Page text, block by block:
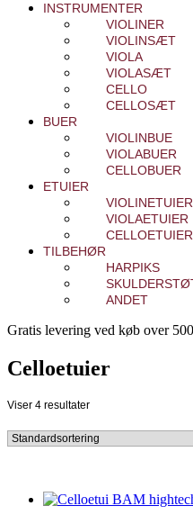
INSTRUMENTER
VIOLINER
VIOLINSÆT
VIOLA
VIOLASÆT
CELLO
CELLOSÆT
BUER
VIOLINBUE
VIOLABUER
CELLOBUER
ETUIER
VIOLINETUIER
VIOLAETUIER
CELLOETUIER
TILBEHØR
HARPIKS
ANDET
Gratis levering ved køb over
Celloetuier
Viser 4 resultater